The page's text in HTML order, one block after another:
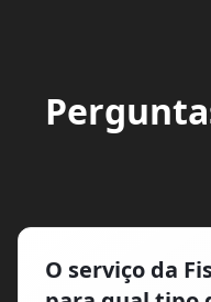
O serviço da